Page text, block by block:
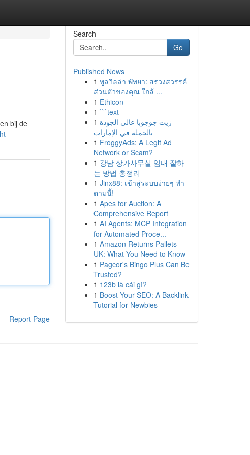
bij de
Report Page
Search
Go
Published News
1 พูลวิลล่า พัทยา: สรวงสวรรค์
ส่วนตัวของคุณ ใกล้ ...
1 Ethicon
1 ```text
1 زيت جوجوبا عالي الجودة
بالجملة في الإمارات
1 FroggyAds: A Legit Ad
Network or Scam?
1 강남 상가사무실 임대 잘하
는 방법 총정리
1 Jinx88: เข้าสู่ระบบง่ายๆ ทำ
ตามนี้!
1 Apes for Auction: A
Comprehensive Report
1 AI Agents: MCP Integration
for Automated Proce...
1 Amazon Returns Pallets
UK: What You Need to Know
1 Pagcor's Bingo Plus Can Be
Trusted?
1 123b là cái gì?
1 Boost Your SEO: A Backlink
Tutorial for Newbies